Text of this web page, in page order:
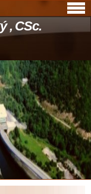
, CSc.